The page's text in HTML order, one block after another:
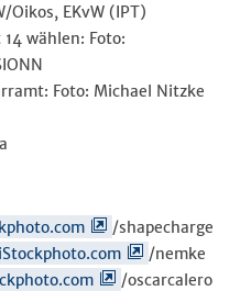
Oikos, EKvW (IPT)
wählen: Foto:
Foto: Michael Nitzke
/shapecharge
iStockphoto.com
/nemke
/oscarcalero